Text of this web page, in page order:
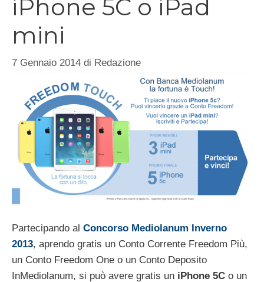
iPhone 5C o iPad
mini
7 Gennaio 2014 di Redazione
Partecipando al Concorso Mediolanum Inverno
2013, aprendo gratis un Conto Corrente Freedom Più,
un Conto Freedom One o un Conto Deposito
InMediolanum, si può avere gratis un iPhone 5C o un